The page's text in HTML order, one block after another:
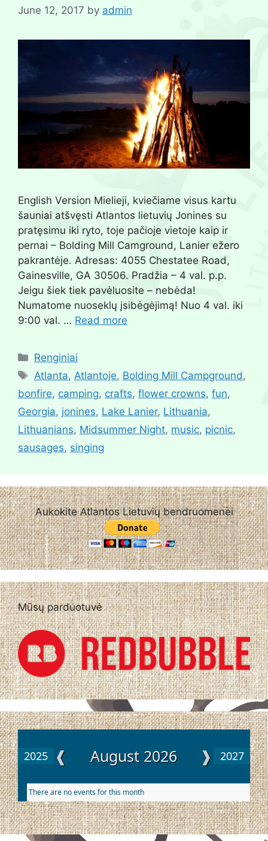
June 12, 2017 by admin
English Version Mielieji, kviečiame visus kartu
šauniai atšvęsti Atlantos lietuvių Jonines su
pratęsimu iki ryto, toje pačioje vietoje kaip ir
pernai – Bolding Mill Camground, Lanier ežero
pakrantėje. Adresas: 4055 Chestatee Road,
Gainesville, GA 30506. Pradžia – 4 val. p.p.
Jeigu šiek tiek pavėluosite – nebėda!
Numatome nuoseklų įsibėgėjimą! Nuo 4 val. iki
9:00 val. … Read more
Renginiai
Atlanta, Atlantoje, Bolding Mill Campground ,
bonfire, camping, crafts, flower crowns, fun,
Georgia, jonines, Lake Lanier, Lithuania,
Lithuanians, Midsummer Night, music, picnic,
sausages, singing
Aukokite Atlantos Lietuvių bendruomenei
Mūsų parduotuvė
2025 ❰ August 2026 ❱ 2027
There are no events for this month